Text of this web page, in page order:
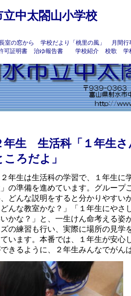
立中太閤山小学校
室の窓から 学校だより「桃里の風」
月間行
可証明書 治ゆ報告書 学校紹介 校歌
学
年生 生活科「１年生
ころだよ」
年生は生活科の学習で、１年生に
の準備を進めています。グループ
どんな説明をすると分かりやすい
んな教室かな？」「１年生にやさ
かな？」と、一生けん命考える姿
の練習も行い、実際に場所の見学
ています。本番では、１年生が安心
きるように、２年生みんなでがん